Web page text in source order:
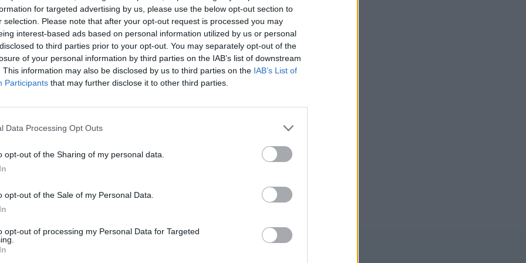
for targeted advertising by us, please use the below opt-out section to
selection. Please note that after your opt-out request is processed you may
interest-based ads based on personal information utilized by us or personal
to third parties prior to your opt-out. You may separately opt-out of the
of your personal information by third parties on the IAB’s list of downstream
This information may also be disclosed by us to third parties on the IAB’s List of
Participants that may further disclose it to other third parties.
Data Processing Opt Outs
opt-out of the Sharing of my personal data.
opt-out of the Sale of my Personal Data.
opt-out of processing my Personal Data for Targeted
βασική τροφή από την αρχαιότητα και είναι
οι τροφές που μας πάνε κατευθείαν
ύπνο
άνθρωποι οι οποίοι δυσκολεύονται να κοιμηθούν,